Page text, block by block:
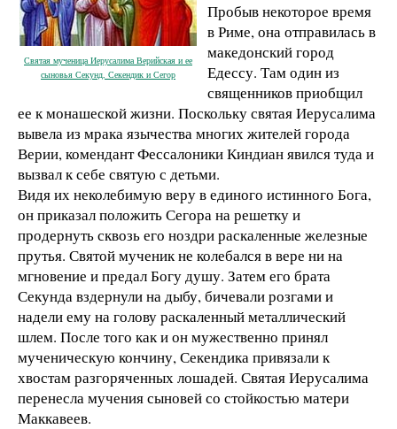
Святая мученица Иерусалима Верийская и ее
сыновья Секунд, Секендик и Сегор
Пробыв некоторое время
в Риме, она отправилась в
македонский город
Едессу. Там один из
священников приобщил
ее к монашеской жизни. Поскольку святая Иерусалима
вывела из мрака язычества многих жителей города
Верии, комендант Фессалоники Киндиан явился туда и
вызвал к себе святую с детьми.
Видя их неколебимую веру в единого истинного Бога,
он приказал положить Сегора на решетку и
продернуть сквозь его ноздри раскаленные железные
прутья. Святой мученик не колебался в вере ни на
мгновение и предал Богу душу. Затем его брата
Секунда вздернули на дыбу, бичевали розгами и
надели ему на голову раскаленный металлический
шлем. После того как и он мужественно принял
мученическую кончину, Секендика привязали к
хвостам разгоряченных лошадей. Святая Иерусалима
перенесла мучения сыновей со стойкостью матери
Маккавеев.